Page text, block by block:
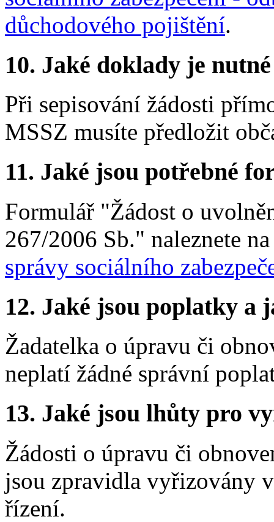
důchodového pojištění.
10. Jaké doklady je
Při sepisování žádosti
MSSZ musíte předložit
11. Jaké jsou potřebné
Formulář "Žádost o
267/2006 Sb." naleznete
správy sociálního
12. Jaké jsou poplatky a
Žadatelka o úpravu či
neplatí žádné správní
13. Jaké jsou lhůty pro
Žádosti o úpravu či
jsou zpravidla vyřizovány
řízení.